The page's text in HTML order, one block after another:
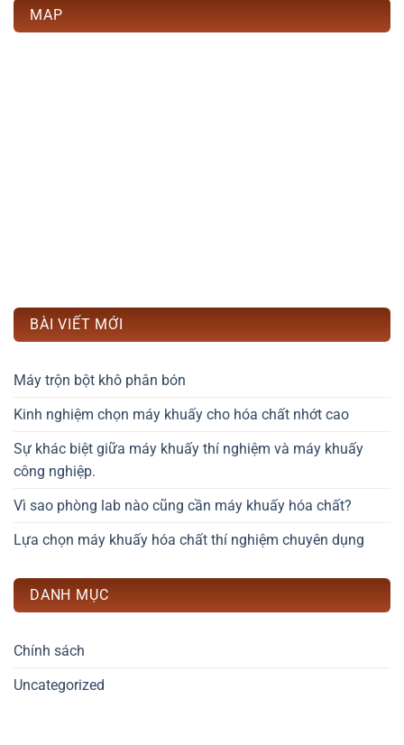
MAP
BÀI VIẾT MỚI
Máy trộn bột khô phân bón
Kinh nghiệm chọn máy khuấy cho hóa chất nhớt cao
Sự khác biệt giữa máy khuấy thí nghiệm và máy khuấy
công nghiệp.
Vì sao phòng lab nào cũng cần máy khuấy hóa chất?
Lựa chọn máy khuấy hóa chất thí nghiệm chuyên dụng
DANH MỤC
Chính sách
Uncategorized